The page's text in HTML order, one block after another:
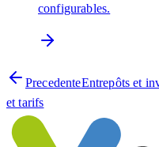
configurables.
PrecedenteEntrepôts et
et tarifs